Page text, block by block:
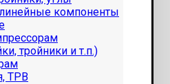
компоненты
тройники и т.п.)
ТРВ